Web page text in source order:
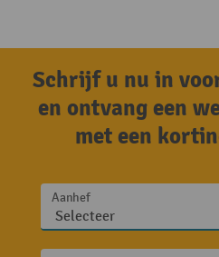
Schrijf u nu in
en ontvang een
met een
Aanhef